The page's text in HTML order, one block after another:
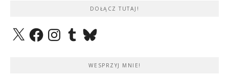
DOŁĄCZ TUTAJ!
X FacebookInstagramTumblrBluesky
WESPRZYJ MNIE!